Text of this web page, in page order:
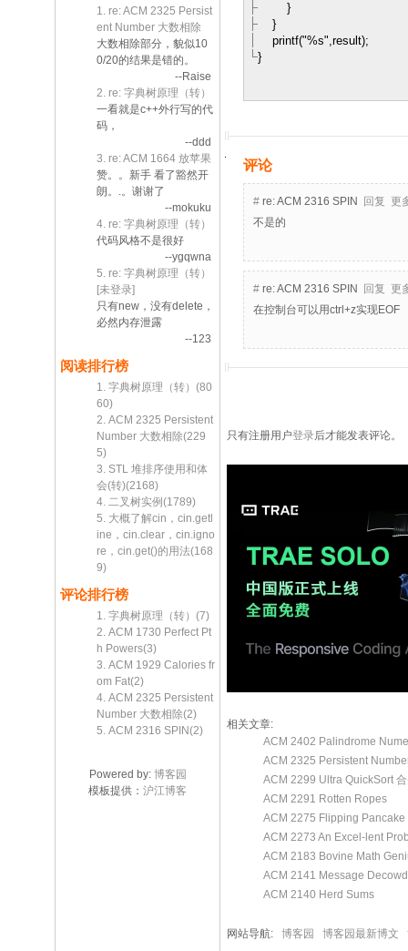
1. re: ACM 2325 Persist
ent Number 大数相除
大数相除部分，貌似10
0/20的结果是错的。
--Raise
2. re: 字典树原理（转）
一看就是c++外行写的代
码，
--ddd
3. re: ACM 1664 放苹果
赞。。新手 看了豁然开
朗。.。谢谢了
--mokuku
4. re: 字典树原理（转）
代码风格不是很好
--ygqwna
5. re: 字典树原理（转）
[未登录]
只有new，没有delete，
必然内存泄露
--123
阅读排行榜
1. 字典树原理（转）(80
60)
2. ACM 2325 Persistent
Number 大数相除(229
5)
3. STL 堆排序使用和体
会(转)(2168)
4. 二叉树实例(1789)
5. 大概了解cin，cin.getl
ine，cin.clear，cin.igno
re，cin.get()的用法(168
9)
评论排行榜
1. 字典树原理（转）(7)
2. ACM 1730 Perfect Pt
h Powers(3)
3. ACM 1929 Calories fr
om Fat(2)
4. ACM 2325 Persistent
Number 大数相除(2)
5. ACM 2316 SPIN(2)
Powered by: 博客园
模板提供： 沪江博客
}
}
printf("%s",result);
}
评论
# re: ACM 2316 SPIN 回复 更
不是的
# re: ACM 2316 SPIN 回复 更
在控制台可以用ctrl+z实现EOF
只有注册用户登录后才能发表评论。
相关文章:
ACM 2402 Palindrome
ACM 2325 Persistent
ACM 2299 Ultra QuickSort
ACM 2291 Rotten Ropes
ACM 2275 Flipping
ACM 2273 An Excel-lent
ACM 2183 Bovine Math
ACM 2141 Message
ACM 2140 Herd Sums
网站导航: 博客园 博客园最新博文